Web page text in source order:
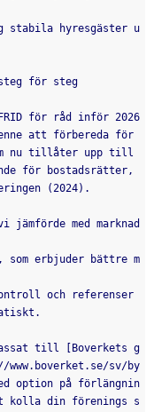
stabila hyresgäster u
steg för steg
för råd inför 2026
att förbereda för
nu tillåter upp till
för bostadsrätter,
(2024).
med marknad
som erbjuder bättre m
och referenser
till [Boverkets g
www.boverket.se/sv/by
option på förlängnin
kolla din förenings s